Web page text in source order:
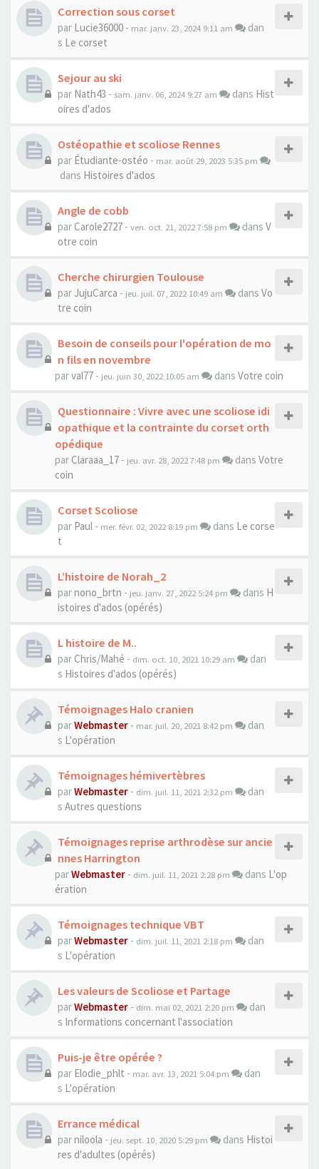
Correction sous corset
par Lucie36000 - mar. janv. 23, 2024 9:11 am
dan
s Le corset
Sejour au ski
par Nath43 - sam. janv. 06, 2024 9:27 am dans Hist
oires d'ados
Ostéopathie et scoliose Rennes
par Étudiante-ostéo - mar. août 29, 2023 5:35 pm
dans Histoires d'ados
Angle de cobb
parCarole2727 - ven. oct. 21, 2022 7:58 pm dans V
otre coin
Cherche chirurgien Toulouse
par JujuCarca - jeu. juil. 07, 2022 10:49 am dans Vo
tre coin
Besoin de conseils pour l'opération de mo
n fils en novembre
parval77 - jeu. juin 30, 2022 10:05 am dans Votre coin
Questionnaire : Vivre avec une scoliose idi
opathique et la contrainte du corset orth
opédique
par Claraaa_17 - jeu. avr. 28, 2022 7:48 pm dans Votre
coin
Corset Scoliose
par Paul - mer. févr. 02, 2022 8:19 pm dans Le corse
t
L’histoire de Norah_2
parnono_brtn - jeu. janv. 27, 2022 5:24 pm dans H
istoires d'ados (opérés)
L histoire de M..
parChris/Mahé - dim. oct. 10, 2021 10:29 am
dan
s Histoires d'ados (opérés)
Témoignages Halo cranien
parWebmaster - mar. juil. 20, 2021 8:42 pm
dan
s L'opération
Témoignages hémivertèbres
parWebmaster - dim. juil. 11, 2021 2:32 pm
dan
s Autres questions
Témoignages reprise arthrodèse sur ancie
nnes Harrington
parWebmaster - dim. juil. 11, 2021 2:28 pm dans L'op
ération
Témoignages technique VBT
parWebmaster - dim. juil. 11, 2021 2:18 pm
dan
s L'opération
Les valeurs de Scoliose et Partage
parWebmaster - dim. mai 02, 2021 2:20 pm
dan
s Informations concernant l'association
Puis-je être opérée ?
par Elodie_phlt - mar. avr. 13, 2021 5:04 pm
dan
s L'opération
Errance médical
parniloola - jeu. sept. 10, 2020 5:29 pm dans Histoi
res d'adultes (opérés)